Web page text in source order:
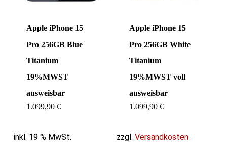
Apple iPhone 15
Pro 256GB Blue
Titanium
19%MWST
ausweisbar
1.099,90€
inkl. 19 % MwSt.
Apple iPhone 15
Pro 256GB White
Titanium
19%MWST voll
ausweisbar
1.099,90€
zzgl.Versandkosten